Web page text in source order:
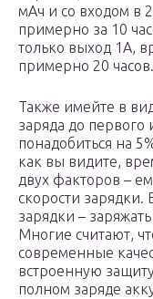
мАч и со входом в
примерно за 10
только выход 1A,
примерно 20 часов.
Также имейте в
заряда до первого
понадобиться на
как вы видите,
двух факторов –
скорости
зарядки –
Многие считают,
современные
встроенную
полном заряде